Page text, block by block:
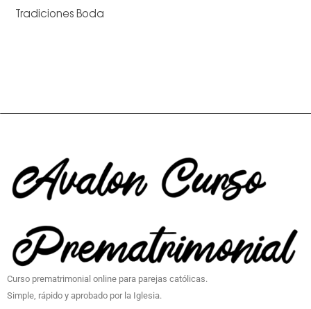
Tradiciones Boda
Curso prematrimonial online para parejas católicas.
Simple, rápido y aprobado por la Iglesia.